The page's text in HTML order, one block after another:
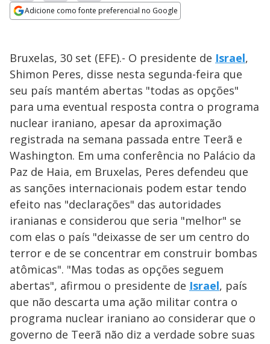
Adicione como fonte preferencial no Google
Bruxelas, 30 set (EFE).- O presidente de Israel,
Shimon Peres, disse nesta segunda-feira que
seu país mantém abertas "todas as opções"
para uma eventual resposta contra o programa
nuclear iraniano, apesar da aproximação
registrada na semana passada entre Teerã e
Washington. Em uma conferência no Palácio da
Paz de Haia, em Bruxelas, Peres defendeu que
as sanções internacionais podem estar tendo
efeito nas "declarações" das autoridades
iranianas e considerou que seria "melhor" se
com elas o país "deixasse de ser um centro do
terror e de se concentrar em construir bombas
atômicas". "Mas todas as opções seguem
abertas", afirmou o presidente de Israel, país
que não descarta uma ação militar contra o
programa nuclear iraniano ao considerar que o
governo de Teerã não diz a verdade sobre suas